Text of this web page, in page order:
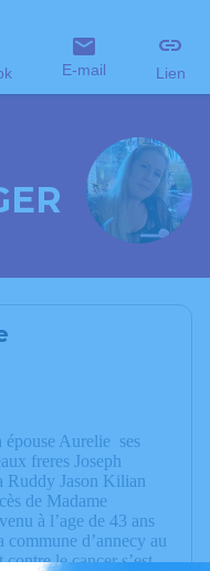
E-mail Lien
épouse Aurelie ses
freres Joseph
Ruddy Jason Kilian
de Madame
à l’age de 43 ans
d’annecy au
le cancer s’est